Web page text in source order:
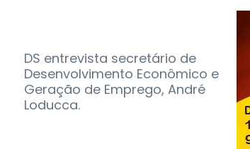
DS entrevista secretário de
Desenvolvimento Econômico e
Geração de Emprego, André
Loducca.